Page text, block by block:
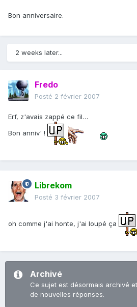
Bon anniversaire.
2 weeks later...
Fredo
Posté 2 février 2007
Erf, z'avais zappé ce fil…
Bon anniv' !
Librekom
Posté 3 février 2007
oh comme j'ai honte, j'ai loupé ça
Archivé
Ce sujet est désormais archivé
de nouvelles réponses.